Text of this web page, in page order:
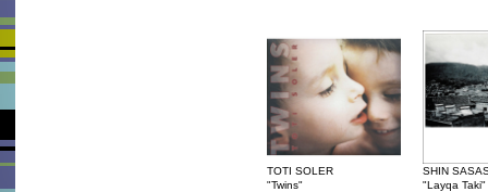
TOTI SOLER
"Twins"
SHIN
"Layqa Taki"